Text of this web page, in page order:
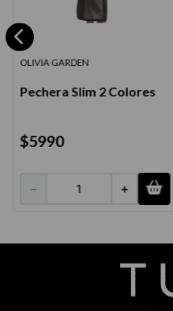
OLIVIA GARDEN
Pechera Slim 2 Colores
$5990
＋
－